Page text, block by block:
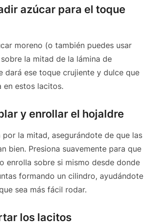
azúcar para el toque
moreno (o también puedes usar
la mitad de la lámina de
dará ese toque crujiente y dulce que
en estos lacitos.
y enrollar el hojaldre
por la mitad, asegurándote de que las
bien. Presiona suavemente para que
enrolla sobre si mismo desde donde
formando un cilindro, ayudándote
sea más fácil rodar.
los lacitos